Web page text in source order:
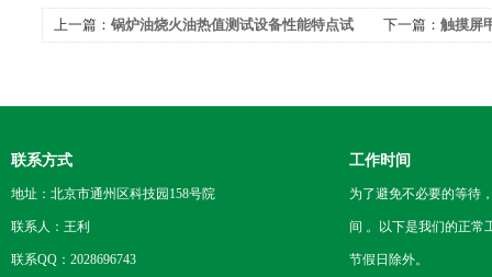
上一篇： 锅炉油烧火油热值测试设备性能特点试
下一篇： 触摸屏
联系方式
地址：北京市通州区科技园158号院
联系人：王利
联系QQ：2028696743
工作时间
为了避免不必要的等待
间 。以下是我们的正常
节假日除外。